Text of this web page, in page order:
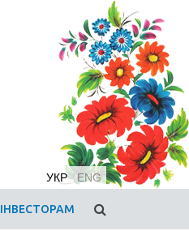
УКР ENG
ІНВЕСТОРАМ